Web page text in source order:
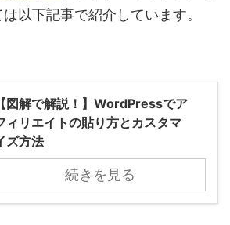
以下記事で紹介しています。
【図解で解説！】WordPressでア
ィリエイトの貼り方とカスタマ
ズ方法
続きを見る